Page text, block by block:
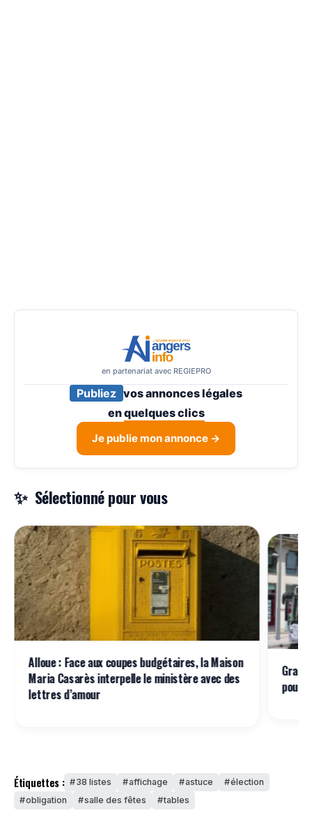
en partenariat avec REGIEPRO
Publiez vos annonces légales
enquelques clics
Je publie mon annonce →
Sélectionné pour vous
Alloue : Face aux coupes budgétaires, la Maison
Maria Casarès interpelle le ministère avec des
lettres d’amour
pour
Étiquettes : 38 listes affichage astuce
élection
obligation
salle des fêtes tables